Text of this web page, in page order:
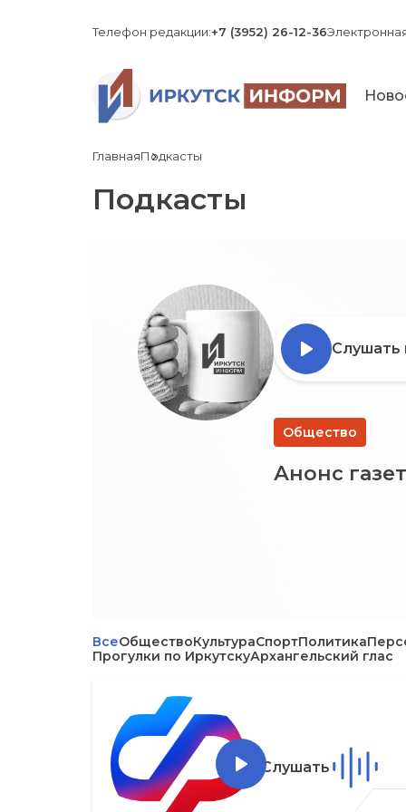
Телефон редакции:+7 (3952) 26-12-36
ГлавнаяПодкасты
Подкасты
Слушать
Общество
Анонс
ВсеОбществоКультураСпортПолитика
Прогулки по ИркутскуАрхангельский глас
Слушать